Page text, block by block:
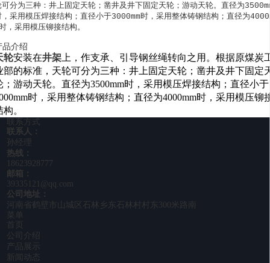
可分为三种：井上固定天轮；凿井及井下固定天轮；游动天轮。直径为
，采用模压焊接结构；直径小于3000mm时，采用整体铸钢结构；直径为
，采用模压铆接结构。
品介绍
轮安装在井架上，作支承、引导钢丝绳转向之用。根据原煤炭
部的标准，天轮可分为三种：井上固定天轮；凿井及井下固定
；游动天轮。直径为3500mm时，采用模压焊接结构；直径小于
时，采用整体铸钢结构；直径为4000mm时，采用模压铆
。
联系方式
联系人：
孙经理
热线：
18623928777
邮箱：
39335121@qq.com
公司地址：
河南省鹤壁市山城区石林乡东石林村村东300米路南
菜单
首页
公司介绍
产品展示
新闻动态